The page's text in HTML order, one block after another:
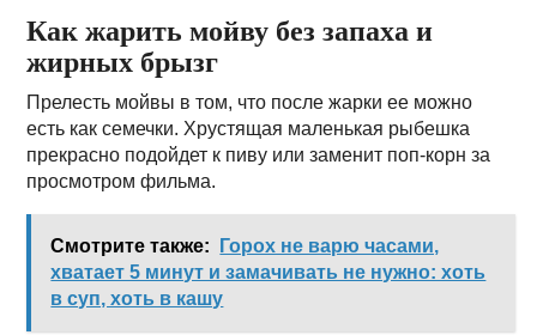
Как жарить мойву без запаха и
жирных брызг
Прелесть мойвы в том, что после жарки ее можно
есть как семечки. Хрустящая маленькая рыбешка
прекрасно подойдет к пиву или заменит поп-корн за
просмотром фильма.
Смотрите также:
Горох не варю часами,
хватает 5 минут и замачивать не нужно: хоть
в суп, хоть в кашу